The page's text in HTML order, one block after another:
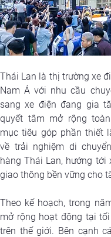
Thái Lan là thị trường xe
Nam Á với nhu cầu
sang xe điện đang gia
quyết tâm mở rộng
mục tiêu góp phần thiết
về trải nghiệm di
hàng Thái Lan, hướng tới
giao thông bền vững cho
Theo kế hoạch, trong
mở rộng hoạt động tại
trên thế giới. Bên cạnh